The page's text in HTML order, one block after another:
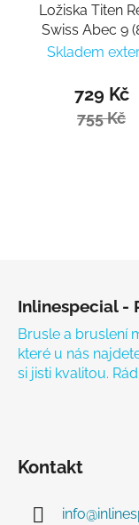
Ložiska Titen
Swiss Abec 9
Skladem
729 Kč
755 Kč
Inlinespecial -
Brusle a bruslení
které u nás
si jisti kvalitou.
Kontakt
info@